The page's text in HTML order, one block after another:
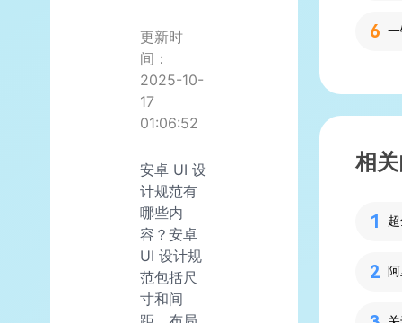
更新时
间：
2025-10-
17
01:06:52
安卓 UI 设
计规范有
哪些内
容？安卓
UI 设计规
范包括尺
寸和间
相